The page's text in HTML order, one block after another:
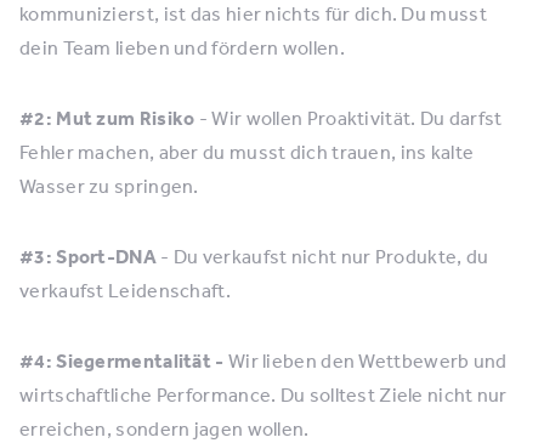
kommunizierst, ist das hier nichts für dich. Du musst
dein Team lieben und fördern wollen.
#2: Mut zum Risiko - Wir wollen Proaktivität. Du darfst
Fehler machen, aber du musst dich trauen, ins kalte
Wasser zu springen.
#3: Sport-DNA- Du verkaufst nicht nur Produkte, du
verkaufst Leidenschaft.
#4: Siegermentalität - Wir lieben den Wettbewerb und
wirtschaftliche Performance. Du solltest Ziele nicht nur
erreichen, sondern jagen wollen.